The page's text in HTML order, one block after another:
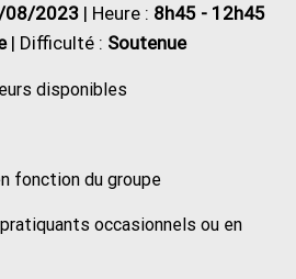
08/2023 | Heure : 8h45 - 12h45
| Difficulté : Soutenue
disponibles
fonction du groupe
occasionnels ou en